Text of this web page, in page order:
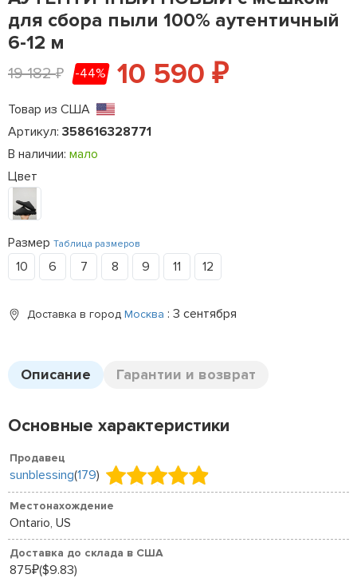
для сбора пыли 100% аутентичный
6-12 м
19 182₽ -44% 10 590 ₽
Товар из США
Артикул: 358616328771
В наличии: мало
Цвет
Размер Таблица размеров
10 6 7 8 9 11 12
Доставка в город Москва : 3 сентября
Описание Гарантии и возврат
Основные характеристики
Продавец
sunblessing(179)
Местонахождение
Ontario, US
Доставка до склада в США
875₽($9.83)